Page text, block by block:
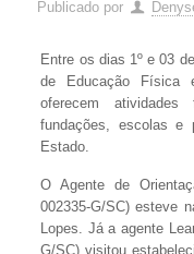
Publicado por
Entre os dias 1º e 03
de Educação Física
oferecem
fundações, escolas e
Estado.
O Agente de
002335-G/SC) esteve
Lopes. Já a agente
G/SC) visitou